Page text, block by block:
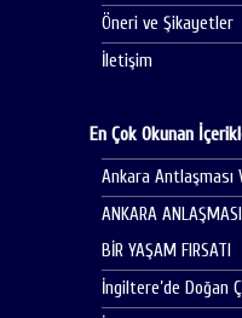
Öneri ve Şikayetler
İletişim
En Çok Okunan
Ankara Antlaşması
ANKARA
BİR YAŞAM FIRSATI
İngiltere’de Doğan